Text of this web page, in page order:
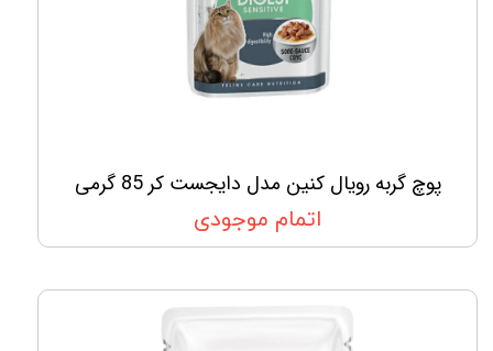
پوچ گربه رویال کنین مدل دایجست کر 85 گرمی
اتمام موجودی